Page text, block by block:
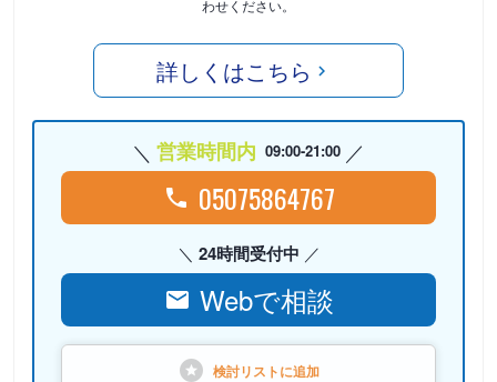
わせください。
詳しくはこちら
営業時間内 09:00-21:00
05075864767
24時間受付中
Webで相談
検討リストに追加